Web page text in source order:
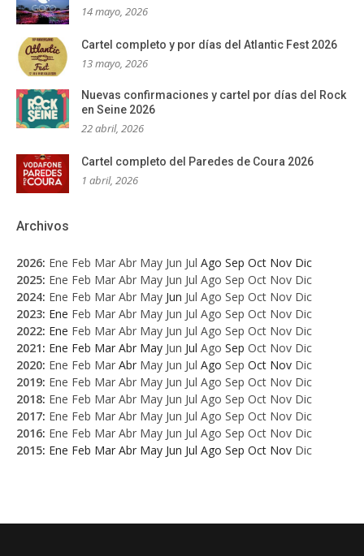
14 mayo, 2026
Cartel completo y por días del Atlantic Fest 2026
13 mayo, 2026
Nuevas confirmaciones y cartel por días del Rock
en Seine 2026
22 abril, 2026
Cartel completo del Paredes de Coura 2026
1 abril, 2026
Archivos
2026: Ene Feb Mar Abr May Jun Jul Ago Sep Oct Nov Dic
2025: Ene Feb Mar Abr May Jun Jul Ago Sep Oct Nov Dic
2024: Ene Feb Mar Abr May Jun Jul Ago Sep Oct Nov Dic
2023: Ene Feb Mar Abr May Jun Jul Ago Sep Oct Nov Dic
2022: Ene Feb Mar Abr May Jun Jul Ago Sep Oct Nov Dic
2021: Ene Feb Mar Abr May Jun Jul Ago Sep Oct Nov Dic
2020: Ene Feb Mar Abr May Jun Jul Ago Sep Oct Nov Dic
2019: Ene Feb Mar Abr May Jun Jul Ago Sep Oct Nov Dic
2018: Ene Feb Mar Abr May Jun Jul Ago Sep Oct Nov Dic
2017: Ene Feb Mar Abr May Jun Jul Ago Sep Oct Nov Dic
2016: Ene Feb Mar Abr May Jun Jul Ago Sep Oct Nov Dic
2015: Ene Feb Mar Abr May Jun Jul Ago Sep Oct Nov Dic